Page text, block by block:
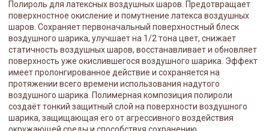
Полироль для латексных воздушных шаров. Предотвращает
поверхностное окисление и помутнение латекса воздушных
шаров. Сохраняет первоначальный поверхностный блеск
воздушного шарика, улучшает на 1/2 тона цвет, снижает
статичность воздушных шаров, восстанавливает и обновляет
поверхность уже окислившегося воздушного шарика. Эффект
имеет пролонгированное действие и сохраняется на
протяжении всего времени использования надутого
воздушного шарика. Полимерная композиция полироли
создаёт тонкий защитный слой на поверхности воздушного
шарика, защищающая его от агрессивного воздействия